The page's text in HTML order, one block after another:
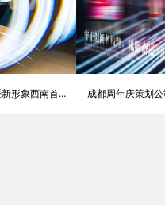
形象西南首店 成都周年庆策划